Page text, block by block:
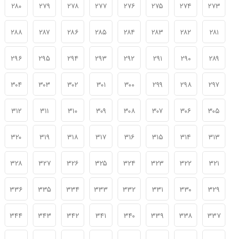
۲۷۳ ۲۷۴ ۲۷۵ ۲۷۶ ۲۷۷ ۲۷۸ ۲۷۹ ۲۸۰
۲۸۱ ۲۸۲ ۲۸۳ ۲۸۴ ۲۸۵ ۲۸۶ ۲۸۷ ۲۸۸
۲۸۹ ۲۹۰ ۲۹۱ ۲۹۲ ۲۹۳ ۲۹۴ ۲۹۵ ۲۹۶
۲۹۷ ۲۹۸ ۲۹۹ ۳۰۰ ۳۰۱ ۳۰۲ ۳۰۳ ۳۰۴
۳۰۵ ۳۰۶ ۳۰۷ ۳۰۸ ۳۰۹ ۳۱۰ ۳۱۱ ۳۱۲
۳۱۳ ۳۱۴ ۳۱۵ ۳۱۶ ۳۱۷ ۳۱۸ ۳۱۹ ۳۲۰
۳۲۱ ۳۲۲ ۳۲۳ ۳۲۴ ۳۲۵ ۳۲۶ ۳۲۷ ۳۲۸
۳۲۹ ۳۳۰ ۳۳۱ ۳۳۲ ۳۳۳ ۳۳۴ ۳۳۵ ۳۳۶
۳۳۷ ۳۳۸ ۳۳۹ ۳۴۰ ۳۴۱ ۳۴۲ ۳۴۳ ۳۴۴